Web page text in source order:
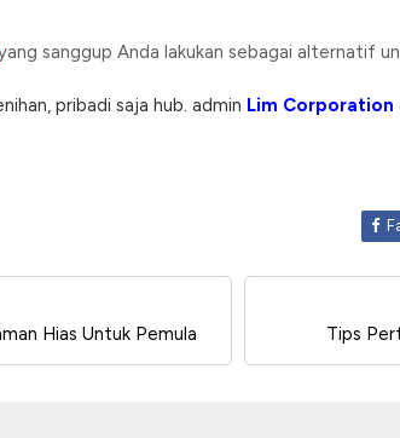
sanggup Anda lakukan sebagai alternatif
pribadi saja hub. admin Lim Corporation
Tips
Hias Untuk Pemula